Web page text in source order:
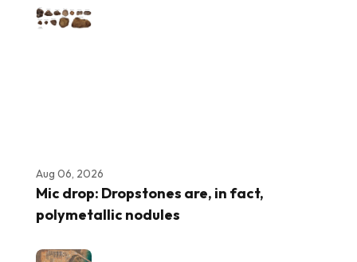
Aug 06, 2026
Mic drop: Dropstones are, in fact,
polymetallic nodules